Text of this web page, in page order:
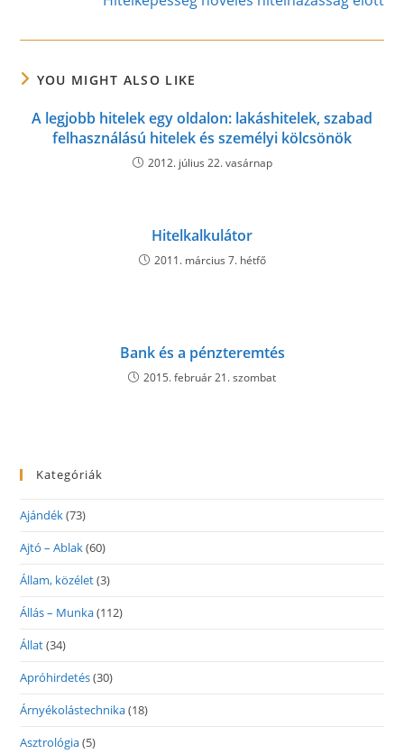
YOU MIGHT ALSO LIKE
A legjobb hitelek egy oldalon: lakáshitelek, szabad
felhasználású hitelek és személyi kölcsönök
2012. július 22. vasárnap
Hitelkalkulátor
2011. március 7. hétfő
Bank és a pénzteremtés
2015. február 21. szombat
Kategóriák
Ajándék(73)
Ajtó – Ablak(60)
Állam, közélet(3)
Állás – Munka(112)
Állat(34)
Apróhirdetés(30)
Árnyékolástechnika(18)
Asztrológia(5)